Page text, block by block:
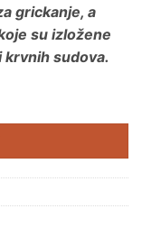
grickanje, a
su izložene
sudova.